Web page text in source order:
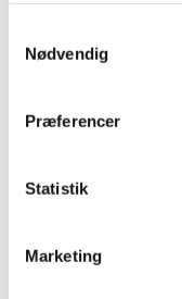
Nødvendig
Præferencer
Statistik
Marketing
|8. september 2020
virkning fra 21.
Ameluz, Cyclogyl
Valaciclovir, Ameluz